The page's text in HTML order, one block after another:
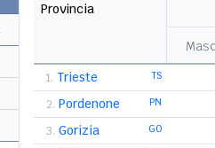
Provincia
1. TS
Trieste
2. PN
Pordenone
3. GO
Gorizia